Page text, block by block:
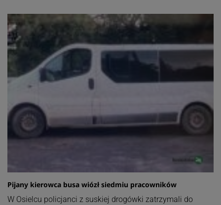
Pijany kierowca busa wiózł siedmiu pracowników
W Osielcu policjanci z suskiej drogówki zatrzymali do